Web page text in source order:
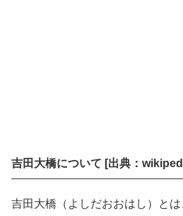
吉田大橋について [出典：
吉田大橋（よしだおおはし）と